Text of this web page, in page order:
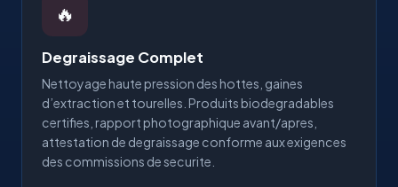
🔥
Degraissage Complet
Nettoyage haute pression des hottes, gaines
d’extraction et tourelles. Produits biodegradables
certifies, rapport photographique avant/apres,
attestation de degraissage conforme aux exigences
des commissions de securite.